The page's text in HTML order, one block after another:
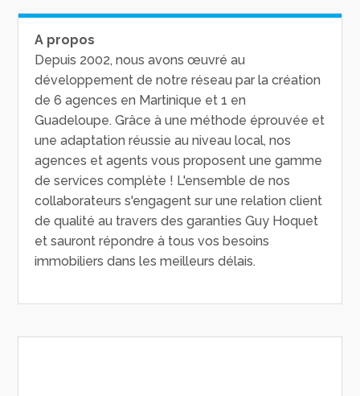
A propos
Depuis 2002, nous avons œuvré au
développement de notre réseau par la création
de 6 agences en Martinique et 1 en
Guadeloupe. Grâce à une méthode éprouvée et
une adaptation réussie au niveau local, nos
agences et agents vous proposent une gamme
de services complète ! L'ensemble de nos
collaborateurs s'engagent sur une relation client
de qualité au travers des garanties Guy Hoquet
et sauront répondre à tous vos besoins
immobiliers dans les meilleurs délais.